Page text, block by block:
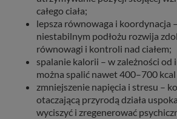
całego ciała;
lepsza równowaga i koordynacja
niestabilnym podłożu rozwija
równowagi i kontroli nad ciałem;
spalanie kalorii – w zależności od
można spalić nawet 400–700
zmniejszenie napięcia i stresu –
otaczającą przyrodą działa
wyciszyć i zregenerować